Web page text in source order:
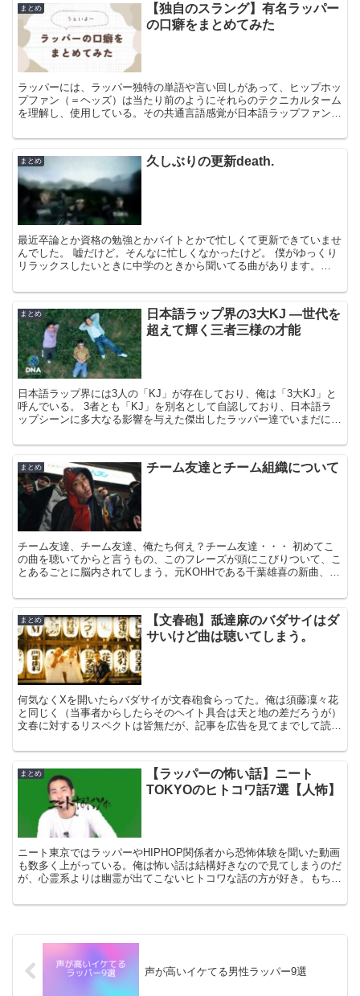
まとめ
【独自のスラング】有名ラッパー
の口癖をまとめてみた
ラッパーには、ラッパー独特の単語や言い回しがあって、ヒップホッ
プファン（＝ヘッズ）は当たり前のようにそれらのテクニカルターム
を理解し、使用している。その共通言語感覚が日本語ラップファンと
まとめ 久しぶりの更新death.
最近卒論とか資格の勉強とかバイトとかで忙しくて更新できていませ
んでした。 嘘だけど。そんなに忙しくなかったけど。 僕がゆっくり
リラックスしたいときに中学のときから聞いてる曲があります。
まとめ
日本語ラップ界の3大KJ ―世代を
超えて輝く三者三様の才能
日本語ラップ界には3人の「KJ」が存在しており、俺は「3大KJ」と
呼んでいる。 3者とも「KJ」を別名として自認しており、日本語ラ
ップシーンに多大なる影響を与えた傑出したラッパー達でいまだに現
まとめ チーム友達とチーム組織について
チーム友達、チーム友達、俺たち何え？チーム友達・・・ 初めてこ
の曲を聴いてからと言うもの、このフレーズが頭にこびりついて、こ
とあるごとに脳内されてしまう。元KOHHである千葉雄喜の新曲、
まとめ
【文春砲】舐達麻のバダサイはダ
サいけど曲は聴いてしまう。
何気なくXを開いたらバダサイが文春砲食らってた。俺は須藤凜々花
と同じく（当事者からしたらそのヘイト具合は天と地の差だろうが）
文春に対するリスペクトは皆無だが、記事を広告を見てまでして読ん
まとめ
【ラッパーの怖い話】ニート
TOKYOのヒトコワ話7選【人怖】
ニート東京ではラッパーやHIPHOP関係者から恐怖体験を聞いた動画
も数多く上がっている。俺は怖い話は結構好きなので見てしまうのだ
が、心霊系よりは幽霊が出てこないヒトコワな話の方が好き。もちろ
声が高いイケてる男性ラッパー9選